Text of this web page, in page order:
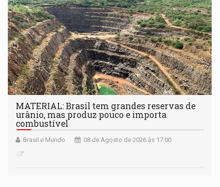
MATERIAL: Brasil tem grandes reservas de
urânio, mas produz pouco e importa
combustível
Brasil e Mundo 08 de Agosto de 2026 às 17:00